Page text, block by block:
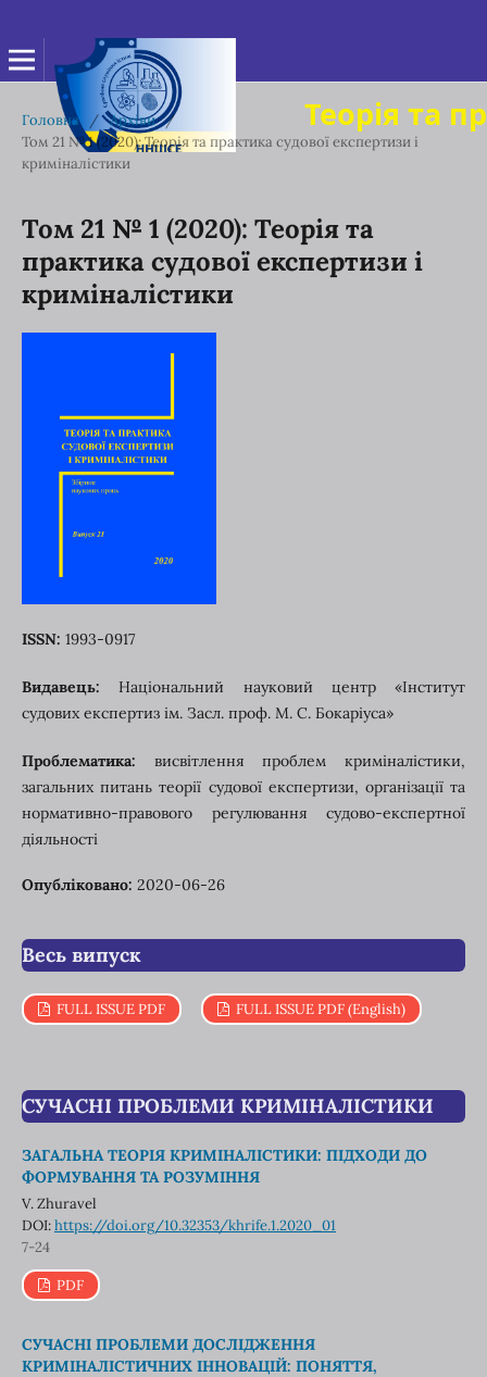
Теорія та
Головна / Архіви /
Том 21 № 1 (2020): Теорія та практика судової експертизи і
криміналістики
Том 21 № 1 (2020): Теорія та
практика судової експертизи і
криміналістики
ISSN: 1993-0917
Видавець:Національний науковий центр «Інститут
судових експертиз ім. Засл. проф. М. С. Бокаріуса»
Проблематика: висвітлення проблем криміналістики,
загальних питань теорії судової експертизи, організації та
нормативно-правового регулювання судово-експертної
діяльності
Опубліковано: 2020-06-26
Весь випуск
FULL ISSUE PDF FULL ISSUE PDF (English)
СУЧАСНІ ПРОБЛЕМИ КРИМІНАЛІСТИКИ
ЗАГАЛЬНА ТЕОРІЯ КРИМІНАЛІСТИКИ: ПІДХОДИ ДО
ФОРМУВАННЯ ТА РОЗУМІННЯ
V. Zhuravel
DOI:https://doi.org/10.32353/khrife.1.2020_01
7-24
PDF
СУЧАСНІ ПРОБЛЕМИ ДОСЛІДЖЕННЯ
КРИМІНАЛІСТИЧНИХ ІННОВАЦІЙ: ПОНЯТТЯ,